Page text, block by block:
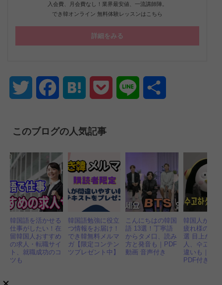
入会費、月会費なし！業界最安値、一流講師陣。
でき韓オンライン 無料体験レッスンはこちら
詳細をみる
Twitter FacebookHatena Pocket Line
このブログの人気記事
韓国語を活かせる
仕事がしたい！在
留韓国人おすすめ
の求人・転職サイ
ト、就職成功のコ
ツも
韓国語勉強に役立
つ情報をお届け！
でき韓無料メルマ
ガ【限定コンテン
ツプレゼント中】
こんにちはの韓国
語 13選！丁寧語
からタメ口、読み
方と発音も｜PDF
動画 音声付き
韓国人が解
疲れ様の韓
選 目上から
人、수고と
違いも｜音
PDF付き